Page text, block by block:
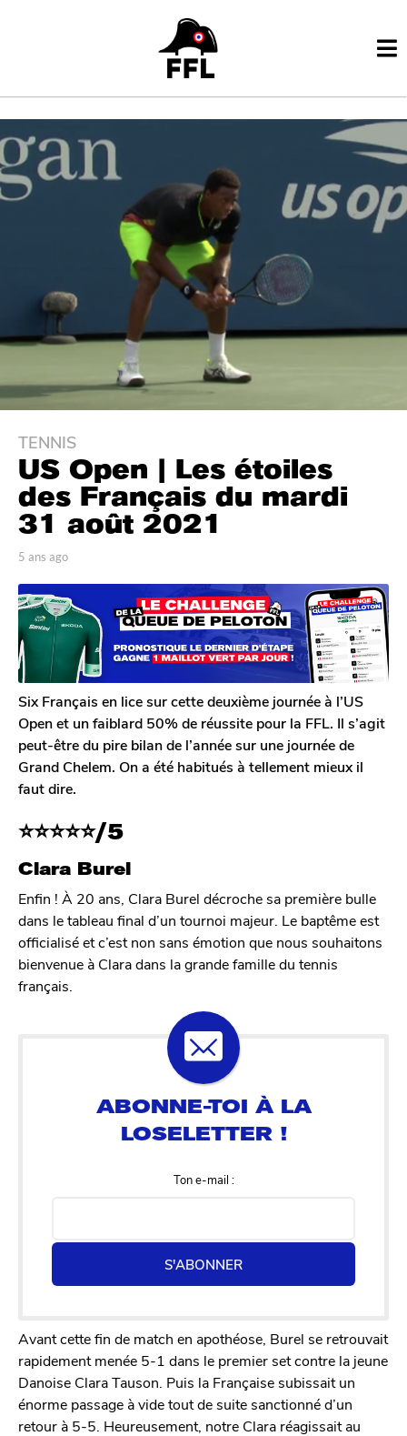
5
a
s
a
g
5
a
n
s
a
g
o
TENNIS
US Open | Les étoiles
des Français du mardi
31 août 2021
p
r
J
o
n
a
s
5 ans ago
s
a
Six Français en lice sur cette deuxième journée à l’US
Open et un faiblard 50% de réussite pour la FFL. Il s’agit
peut-être du pire bilan de l’année sur une journée de
Grand Chelem. On a été habitués à tellement mieux il
faut dire.
⭐⭐⭐⭐⭐/5
Clara Burel
Enfin ! À 20 ans, Clara Burel décroche sa première bulle
dans le tableau final d’un tournoi majeur. Le baptême est
officialisé et c’est non sans émotion que nous souhaitons
bienvenue à Clara dans la grande famille du tennis
français.
Ton e-mail :
S'ABONNER
Avant cette fin de match en apothéose, Burel se retrouvait
rapidement menée 5-1 dans le premier set contre la jeune
Danoise Clara Tauson. Puis la Française subissait un
énorme passage à vide tout de suite sanctionné d’un
retour à 5-5. Heureusement, notre Clara réagissait au